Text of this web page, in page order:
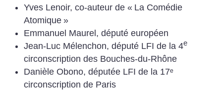
Yves Lenoir, co-auteur de « La Comédie
Atomique »
Emmanuel Maurel, député européen
Jean-Luc Mélenchon, député LFI de la 4e
circonscription des Bouches-du-Rhône
Danièle Obono, députée LFI de la 17ᵉ
circonscription de Paris